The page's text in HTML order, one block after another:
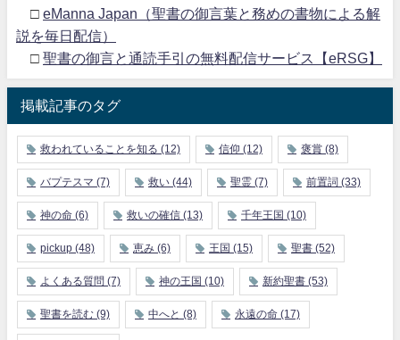
□ eManna Japan（聖書の御言葉と務めの書物による解
説を毎日配信）
□ 聖書の御言と通読手引の無料配信サービス【eRSG】
掲載記事のタグ
救われていることを知る (12) 信仰 (12) 褒賞 (8)
バプテスマ (7) 救い (44) 聖霊 (7) 前置詞 (33)
神の命 (6) 救いの確信 (13) 千年王国 (10)
pickup (48) 恵み (6) 王国 (15) 聖書 (52)
よくある質問 (7) 神の王国 (10) 新約聖書 (53)
聖書を読む (9) 中へと (8) 永遠の命 (17)